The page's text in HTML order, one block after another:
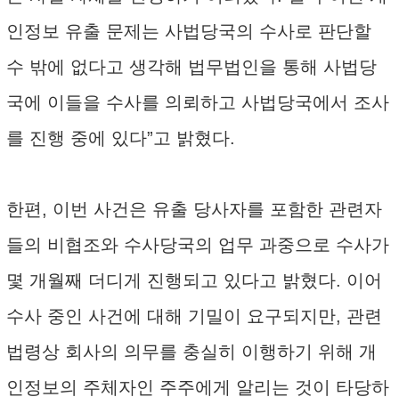
인정보 유출 문제는 사법당국의 수사로 판단할
수 밖에 없다고 생각해 법무법인을 통해 사법당
국에 이들을 수사를 의뢰하고 사법당국에서 조사
를 진행 중에 있다”고 밝혔다.
한편, 이번 사건은 유출 당사자를 포함한 관련자
들의 비협조와 수사당국의 업무 과중으로 수사가
몇 개월째 더디게 진행되고 있다고 밝혔다. 이어
수사 중인 사건에 대해 기밀이 요구되지만, 관련
법령상 회사의 의무를 충실히 이행하기 위해 개
인정보의 주체자인 주주에게 알리는 것이 타당하